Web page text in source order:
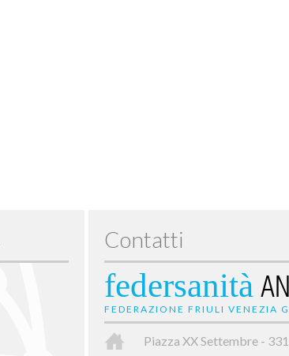
Contatti
federsanità
FEDERAZIONE FRIULI VENEZIA
Piazza XX Settembre -